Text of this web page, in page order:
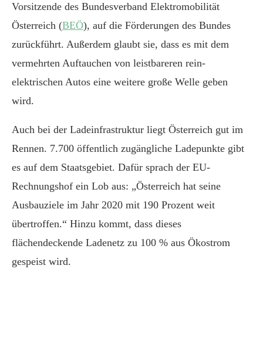
Vorsitzende des Bundesverband Elektromobilität
Österreich (BEÖ), auf die Förderungen des Bundes
zurückführt. Außerdem glaubt sie, dass es mit dem
vermehrten Auftauchen von leistbareren rein-
elektrischen Autos eine weitere große Welle geben
wird.
Auch bei der Ladeinfrastruktur liegt Österreich gut im
Rennen. 7.700 öffentlich zugängliche Ladepunkte gibt
es auf dem Staatsgebiet. Dafür sprach der EU-
Rechnungshof ein Lob aus: „Österreich hat seine
Ausbauziele im Jahr 2020 mit 190 Prozent weit
übertroffen.“ Hinzu kommt, dass dieses
flächendeckende Ladenetz zu 100 % aus Ökostrom
gespeist wird.